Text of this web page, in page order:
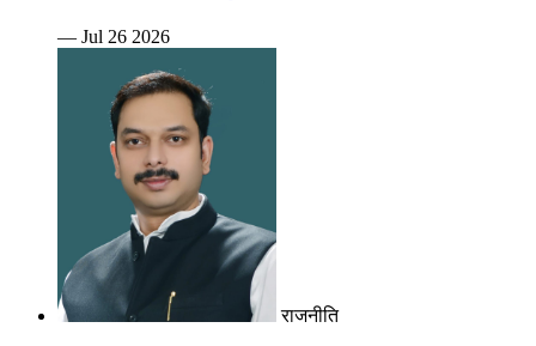
— Jul 26 2026
राजनीति